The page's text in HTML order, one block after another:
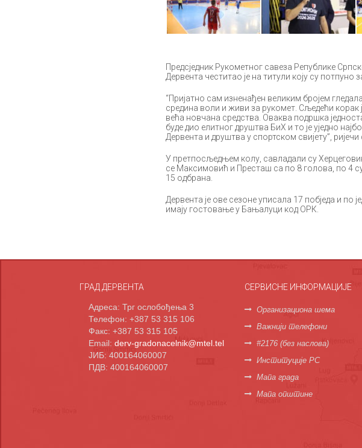
Предсједник Рукометног савеза Републике
Дервента честитао је на титули коју су потпуно
“Пријатно сам изненађен великим бројем
средина воли и живи за рукомет. Сљедећи корак
већа новчана средства. Оваква подршка
буде дио елитног друштва БиХ и то је уједно
Дервента и друштва у спортском свијету”,
У претпосљедњем колу, савладали су
се Максимовић и Престаш са по 8 голова, по 4
15 одбрана.
Дервента је ове сезоне уписала 17 побједа и по
имају гостовање у Бањалуци код ОРК.
ГРАД ДЕРВЕНТА
Адреса: Трг ослобођења 3
Телефон: +387 53 315 106
Факс: +387 53 315 105
Email: derv-gradonacelnik@mtel.tel
ЈИБ: 400164060007
ПДВ: 400164060007
СЕРВИСНЕ ИНФОРМАЦИЈЕ
Организациона шема
Важнији телефони
#2176 (без наслова)
Институције РС
Мапа града
Мапа општине